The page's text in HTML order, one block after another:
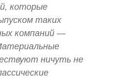
которые
таких
компаний —
ничуть не